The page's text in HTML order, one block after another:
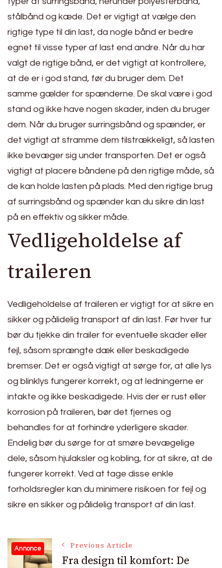
stålbånd og kæde. Det er vigtigt at vælge den
rigtige type til din last, da nogle bånd er bedre
egnet til visse typer af last end andre. Når du har
valgt de rigtige bånd, er det vigtigt at kontrollere,
at de er i god stand, før du bruger dem. Det
samme gælder for spænderne. De skal være i god
stand og ikke have nogen skader, inden du bruger
dem. Når du bruger surringsbånd og spænder, er
det vigtigt at stramme dem tilstrækkeligt, så lasten
ikke bevæger sig under transporten. Det er også
vigtigt at placere båndene på den rigtige måde, så
de kan holde lasten på plads. Med den rigtige brug
af surringsbånd og spænder kan du sikre din last
på en effektiv og sikker måde.
Vedligeholdelse af
traileren
Vedligeholdelse af traileren er vigtigt for at sikre en
sikker og pålidelig transport af din last. Før hver tur
bør du tjekke din trailer for eventuelle skader eller
fejl, såsom sprængte dæk eller beskadigede
bremser. Det er også vigtigt at sørge for, at alle lys
og blinklys fungerer korrekt, og at ledningerne er
intakte og ikke beskadigede. Hvis der er rust eller
korrosion på traileren, bør det fjernes og
behandles for at forhindre yderligere skader.
Endelig bør du sørge for at smøre bevægelige
dele, såsom hjulaksler og kobling, for at sikre, at de
fungerer korrekt. Ved at tage disse enkle
forholdsregler kan du minimere risikoen for fejl og
sikre en sikker og pålidelig transport af din last.
Post
Annonce Previous Article
Fra design til komfort: De